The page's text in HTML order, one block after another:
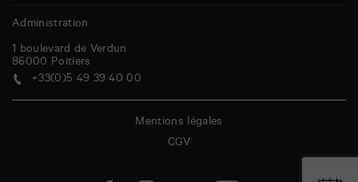
Administration
1 boulevard de Verdun
86000 Poitiers
+33(0)5 49 39 40 00
Mentions légales
CGV